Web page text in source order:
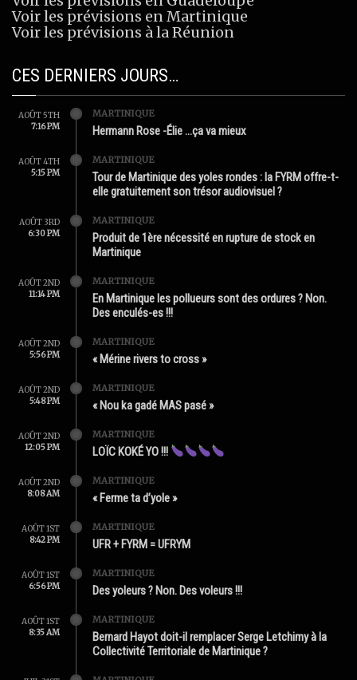
Voir les prévisions en Martinique
Voir les prévisions à la Réunion
CES DERNIERS JOURS…
AOÛT 5TH
7:16 PM
MARTINIQUE
Hermann Rose -Élie …ça va mieux
AOÛT 4TH
5:15 PM
MARTINIQUE
Tour de Martinique des yoles rondes : la FYRM offre-t-
elle gratuitement son trésor audiovisuel ?
AOÛT 3RD
6:30 PM
MARTINIQUE
Produit de 1ère nécessité en rupture de stock en
Martinique
AOÛT 2ND
11:14 PM
MARTINIQUE
En Martinique les pollueurs sont des ordures ? Non.
Des enculés-es !!!
AOÛT 2ND
5:56 PM
MARTINIQUE
« Mérine rivers to cross »
AOÛT 2ND
5:48 PM
MARTINIQUE
« Nou ka gadé MAS pasé »
AOÛT 2ND
12:05 PM
MARTINIQUE
LOÏC KOKÉ YO !!!
AOÛT 2ND
8:08 AM
MARTINIQUE
« Ferme ta d’yole »
AOÛT 1ST
8:42 PM
MARTINIQUE
UFR + FYRM = UFRYM
AOÛT 1ST
6:56 PM
MARTINIQUE
Des yoleurs ? Non. Des voleurs !!!
AOÛT 1ST
8:35 AM
MARTINIQUE
Bernard Hayot doit-il remplacer Serge Letchimy à la
Collectivité Territoriale de Martinique ?